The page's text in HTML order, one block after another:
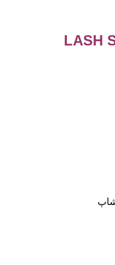
LASH